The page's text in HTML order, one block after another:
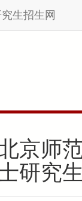
生招生网
京师
研究